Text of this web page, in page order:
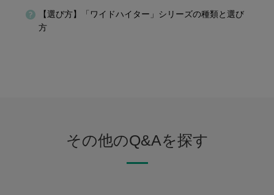
【選び方】「ワイドハイター」シリーズの種類と選び
方
その他のQ&Aを探す